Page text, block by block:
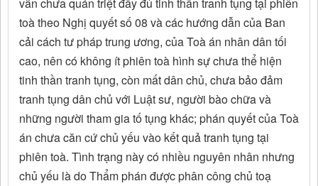
vẫn chưa quán triệt đầy đủ tinh thần tranh tụng tại phiên
toà theo Nghị quyết số 08 và các hướng dẫn của Ban
cải cách tư pháp trung ương, của Toà án nhân dân tối
cao, nên có không ít phiên toà hình sự chưa thể hiện
tinh thần tranh tụng, còn mất dân chủ, chưa bảo đảm
tranh tụng dân chủ với Luật sư, người bào chữa và
những người tham gia tố tụng khác; phán quyết của Toà
án chưa căn cứ chủ yếu vào kết quả tranh tụng tại
phiên toà. Tình trạng này có nhiều nguyên nhân nhưng
chủ yếu là do Thẩm phán được phân công chủ toạ